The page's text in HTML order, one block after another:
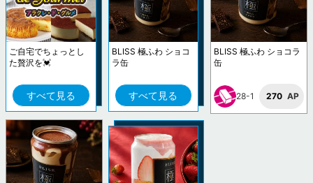
ご自宅でちょっとし
た贅沢を💓
すべて見る
BLISS 極ふわ ショコ
ラ缶
すべて見る
BLISS 極ふわ ショコラ
缶
28-1 270 AP